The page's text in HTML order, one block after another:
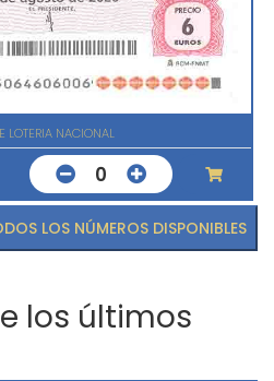
LOTERIA NACIONAL
0
VER TODOS LOS NÚMEROS DISPONIBLES
los últimos